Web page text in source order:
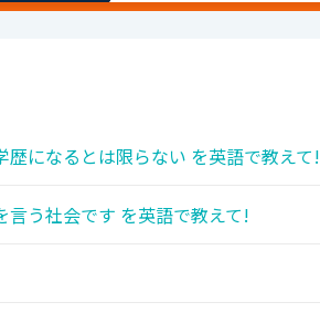
になるとは限らない を英語で教えて!
言う社会です を英語で教えて!